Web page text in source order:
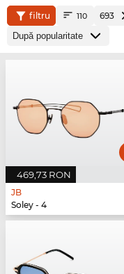
filtru 110 693
469,73 RON
JB
Soley - 4